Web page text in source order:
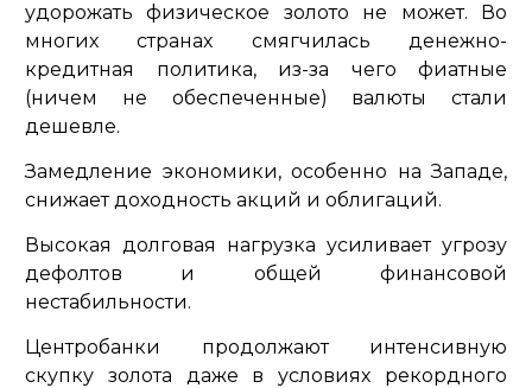
удорожать физическое золото не может. Во
многих странах смягчилась денежно-
кредитная политика, из-за чего фиатные
(ничем не обеспеченные) валюты стали
дешевле.
Замедление экономики, особенно на Западе,
снижает доходность акций и облигаций.
Высокая долговая нагрузка усиливает угрозу
дефолтов и общей финансовой
нестабильности.
Центробанки продолжают интенсивную
скупку золота даже в условиях рекордного